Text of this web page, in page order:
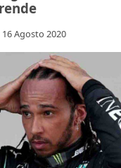
16 Agosto 2020